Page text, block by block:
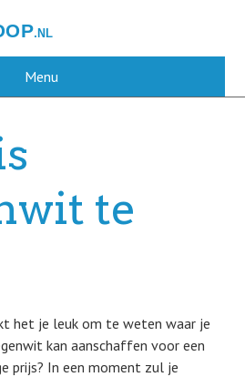
Menu
te
het je leuk om te weten waar je
kan aanschaffen voor een
prijs? In een moment zul je